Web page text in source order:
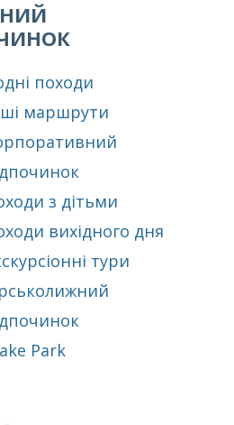
походи
маршрути
з дітьми
вихідного дня
тури
Park